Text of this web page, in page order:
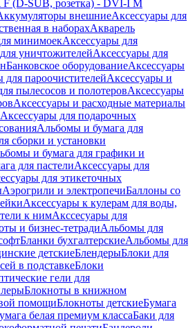
(D-SUB, розетка) - DVI-I M
внешниеАксессуары для
в наборахАкварель
минимоекАксессуары для
уничтожителейАксессуары для
Банковское оборудованиеАксессуары
пароочистителейАксессуары и
пылесосов и полотеровАксессуары
Аксессуары и расходные материалы
Аксессуары для подарочных
Альбомы и бумага для
сборки и установки
и бумага для графики и
для пастелиАксессуары для
для этикеточных
Аэрогрили и электропечиБаллоны со
Аксессуары к кулерам для воды,
к нимАкссесуары для
и бизнес-тетрадиАльбомы для
Бланки бухгалтерскиеАльбомы для
детскиеБлендерыБлоки для
в подставкеБлоки
гели для
Блокноты в книжном
помощиБлокноты детскиеБумага
белая премиум классаБаки для